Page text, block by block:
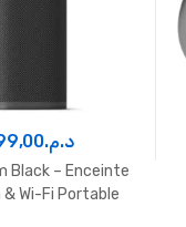
د.م.
Black – Enceinte
Wi-Fi Portable